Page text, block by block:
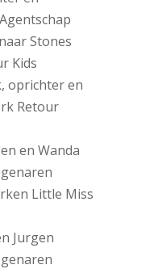
Stones
Kids
oprichter en
Retour
en Wanda
Little Miss
Jurgen